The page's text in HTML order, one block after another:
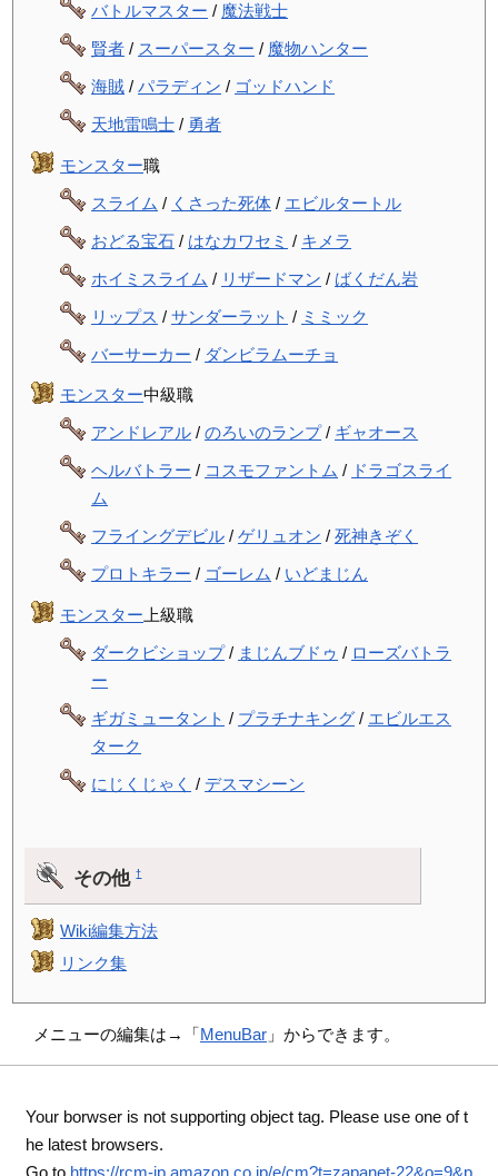
バトルマスター / 魔法戦士
賢者 / スーパースター / 魔物ハンター
海賊 /パラディン / ゴッドハンド
天地雷鳴士 / 勇者
モンスター職
スライム / くさった死体 / エビルタートル
おどる宝石 / はなカワセミ / キメラ
ホイミスライム / リザードマン / ばくだん岩
リップス /サンダーラット / ミミック
バーサーカー / ダンビラムーチョ
モンスター中級職
アンドレアル /のろいのランプ/ ギャオース
ヘルバトラー / コスモファントム / ドラゴスライ
ム
フライングデビル /ゲリュオン /死神きぞく
プロトキラー / ゴーレム / いどまじん
モンスター 上級職
ダークビショップ/ まじんブドゥ / ローズバトラ
ー
ギガミュータント / プラチナキング / エビルエス
ターク
にじくじゃく / デスマシーン
その他†
Wiki編集方法
リンク集
メニューの編集は→「MenuBar 」からできます。
Your borwser is not supporting object tag. Please use one of t
he latest browsers.